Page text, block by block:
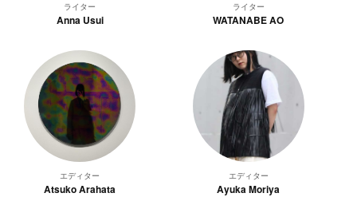
ライター
Anna Usui
ライター
WATANABE AO
エディター
Atsuko Arahata
エディター
Ayuka Moriya